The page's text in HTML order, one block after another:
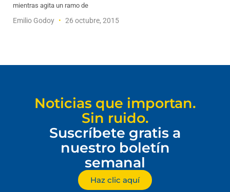
mientras agita un ramo de
Emilio Godoy 26 octubre, 2015
Noticias que importan.
Sin ruido.
Suscríbete gratis a
nuestro boletín
semanal
Haz clic aquí